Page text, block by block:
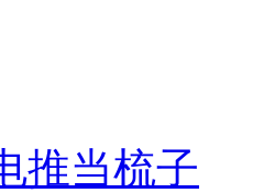
推当梳子